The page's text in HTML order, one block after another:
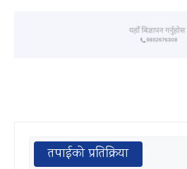
तपाईको प्रतिक्रिया